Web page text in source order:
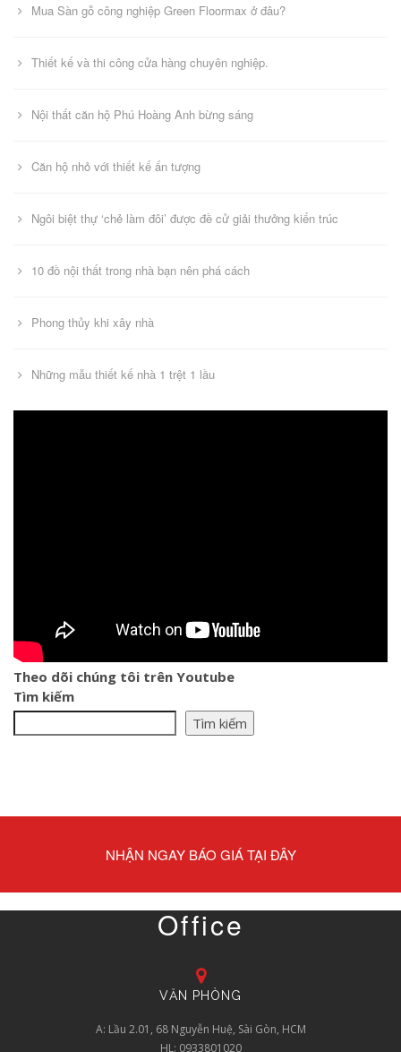
Mua Sàn gỗ công nghiệp Green Floormax ở đâu?
Thiết kế và thi công cửa hàng chuyên nghiệp.
Nội thất căn hộ Phú Hoàng Anh bừng sáng
Căn hộ nhỏ với thiết kế ấn tượng
Ngôi biệt thự ‘chẻ làm đôi’ được đề cử giải thưởng kiến trúc
10 đồ nội thất trong nhà bạn nên phá cách
Phong thủy khi xây nhà
Những mẫu thiết kế nhà 1 trệt 1 lầu
Theo dõi chúng tôi trên Youtube
Tìm kiếm
Tìm kiếm
NHẬN NGAY BÁO GIÁ TẠI ĐÂY
Office
VĂN PHÒNG
A: Lầu 2.01, 68 Nguyễn Huệ, Sài Gòn, HCM
HL: 0933801020